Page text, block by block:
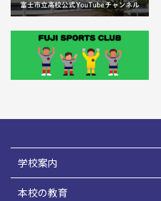
学校案内
本校の教育